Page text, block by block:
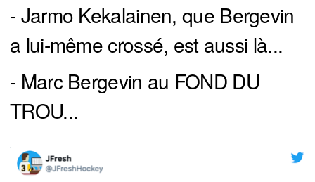
- Jarmo Kekalainen, que Bergevin
a lui-même crossé, est aussi là...
- Marc Bergevin au FOND DU
TROU...